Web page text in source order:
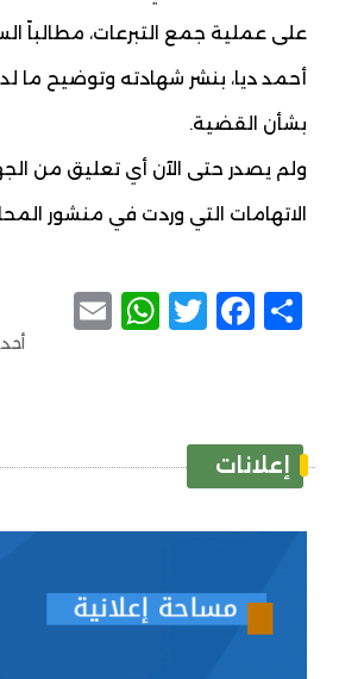
على عملية جمع التبرعات، مطالباً
أحمد ديا، بنشر شهادته وتوضيح ما
بشأن القضية.
ولم يصدر حتى الآن أي تعليق من
الاتهامات التي وردت في منشور
Share
Facebook
Twitter
أحد, 2026/05/31 - 10:07
إعلانات